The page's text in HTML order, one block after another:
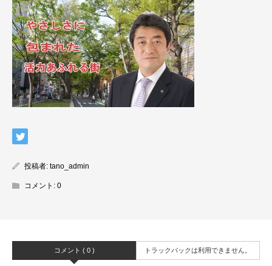
投稿者: tano_admin
コメント: 0
コメント ( 0 ) トラックバックは利用できません。